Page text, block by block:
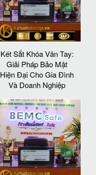
Két Sắt Khóa Vân Tay:
Giải Pháp Bảo Mật
Hiện Đại Cho Gia Đình
Và Doanh Nghiệp